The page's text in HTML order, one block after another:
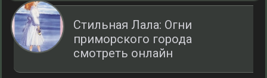
Стильная Лала: Огни
приморского города
смотреть онлайн